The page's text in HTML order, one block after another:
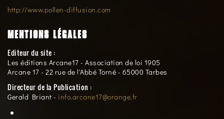
http://www.pollen-diffusion.com
MENTIONS LÉGALES
Editeur du site :
Les éditions Arcane17 - Association de loi 1905
Arcane 17 - 22 rue de l'Abbé Torné - 65000 Tarbes
Directeur de la Publication :
Gerald Briant - info.arcane17@orange.fr